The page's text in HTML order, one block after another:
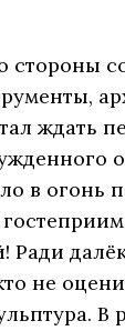
стороны
ждать
в огонь
Ради
не
В